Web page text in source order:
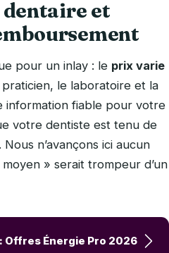
dentaire et
pour un inlay : le prix varie
le laboratoire et la
information fiable pour votre
votre dentiste est tenu de
n’avançons ici aucun
» serait trompeur d’un
Offres Énergie Pro 2026